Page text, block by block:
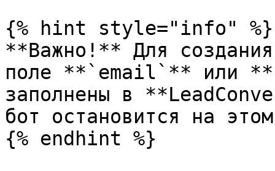
{% hint style="info" %}
**Важно!** Для
поле **`email`** или
заполнены в
бот остановится на
{% endhint %}